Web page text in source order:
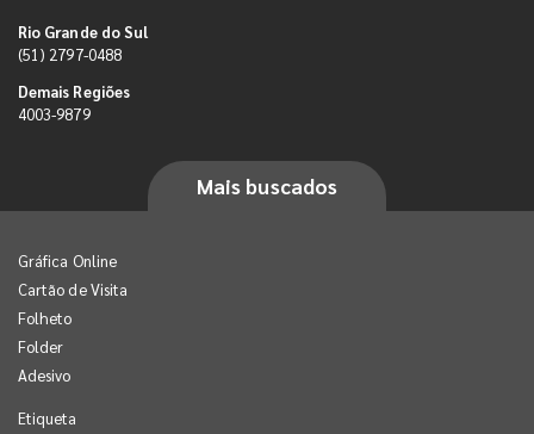
Rio Grande do Sul
(51) 2797-0488
Demais Regiões
4003-9879
Mais buscados
Gráfica Online
Cartão de Visita
Folheto
Folder
Adesivo
Etiqueta